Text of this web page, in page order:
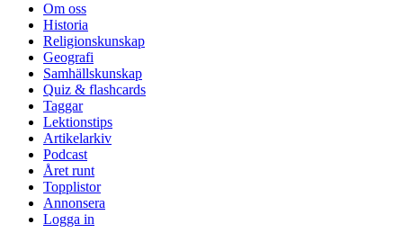
Om oss
Historia
Religionskunskap
Geografi
Samhällskunskap
Quiz & flashcards
Taggar
Lektionstips
Artikelarkiv
Podcast
Året runt
Topplistor
Annonsera
Logga in